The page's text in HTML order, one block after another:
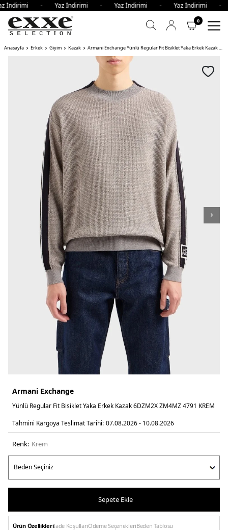
İndirimi - Yaz İndirimi - Yaz İndirimi - Yaz
0
Anasayfa Erkek Giyim Kazak Armani Exchange Yünlü Regular Fit Bisiklet Yaka Erkek Kazak KREM
Armani Exchange
Yünlü Regular Fit Bisiklet Yaka Erkek Kazak 6DZM2X ZM4MZ 4791 KREM
Tahmini Kargoya Teslimat Tarihi: 07.08.2026 - 10.08.2026
Renk: krem
Sepete Ekle
Ürün Özellikleriİade KoşullarıÖdeme SeçenekleriBeden Tablosu